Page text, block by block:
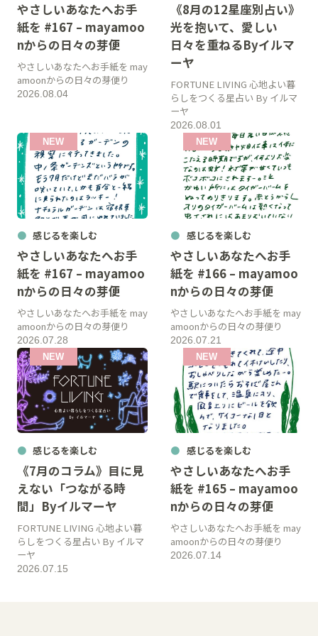
やさしいあなたへお手
紙を #167 – mayamoo
nからの日々の芽便
2026.08.04
やさしいあなたへお手紙を may
amoonからの日々の芽便り
《8月の12星座別占い》
光を抱いて、愛しい
日々を重ねるByイルマ
ーヤ
2026.08.01
FORTUNE LIVING 心地よい暮
らしをつくる星占い By イルマ
ーヤ
感じるを楽しむ
やさしいあなたへお手
紙を #167 – mayamoo
nからの日々の芽便
2026.07.28
やさしいあなたへお手紙を may
amoonからの日々の芽便り
感じるを楽しむ
やさしいあなたへお手
紙を #166 – mayamoo
nからの日々の芽便
2026.07.21
やさしいあなたへお手紙を may
amoonからの日々の芽便り
感じるを楽しむ
《7月のコラム》目に見
えない「つながる時
間」Byイルマーヤ
2026.07.15
FORTUNE LIVING 心地よい暮
らしをつくる星占い By イルマ
ーヤ
感じるを楽しむ
やさしいあなたへお手
紙を #165 – mayamoo
nからの日々の芽便
2026.07.14
やさしいあなたへお手紙を may
amoonからの日々の芽便り